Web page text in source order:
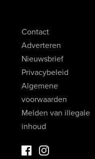
Contact
Adverteren
Nieuwsbrief
Privacybeleid
Algemene
voorwaarden
Melden van illegale
inhoud
Facebook
Instagram